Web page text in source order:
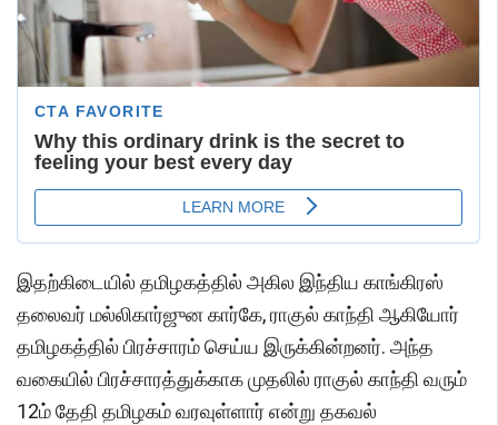
இதற்கிடையில் தமிழகத்தில் அகில இந்திய காங்கிரஸ்
தலைவர் மல்லிகார்ஜுன கார்கே, ராகுல் காந்தி ஆகியோர்
தமிழகத்தில் பிரச்சாரம் செய்ய இருக்கின்றனர். அந்த
வகையில் பிரச்சாரத்துக்காக முதலில் ராகுல் காந்தி வரும்
12ம் தேதி தமிழகம் வரவுள்ளார் என்று தகவல்